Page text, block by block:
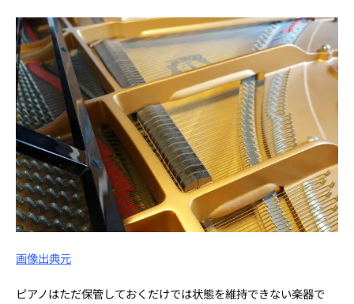
画像出典元
ピアノはただ保管しておくだけでは状態を維持できない楽器で